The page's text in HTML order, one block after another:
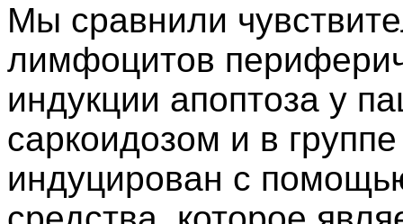
Мы сравнили
лимфоцитов
индукции апоптоза у
саркоидозом и в
индуцирован с